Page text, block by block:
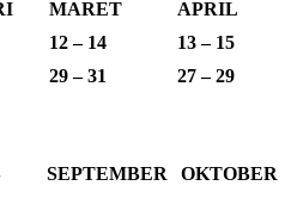
MARET
APRIL
12 – 14
13 – 15
29 – 31 27 – 29
SEPTEMBER
OKTOBER